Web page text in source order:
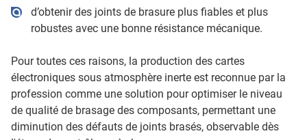
d’obtenir des joints de brasure plus fiables et plus
robustes avec une bonne résistance mécanique.
Pour toutes ces raisons, la production des cartes
électroniques sous atmosphère inerte est reconnue par la
profession comme une solution pour optimiser le niveau
de qualité de brasage des composants, permettant une
diminution des défauts de joints brasés, observable dès